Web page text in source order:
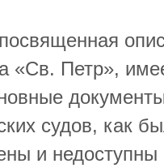
«Св. Петр»,
судов, как
и